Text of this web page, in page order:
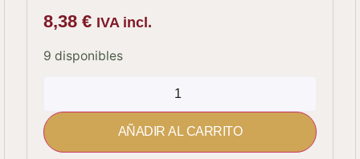
8,38€ IVA incl.
9 disponibles
AÑADIR AL CARRITO